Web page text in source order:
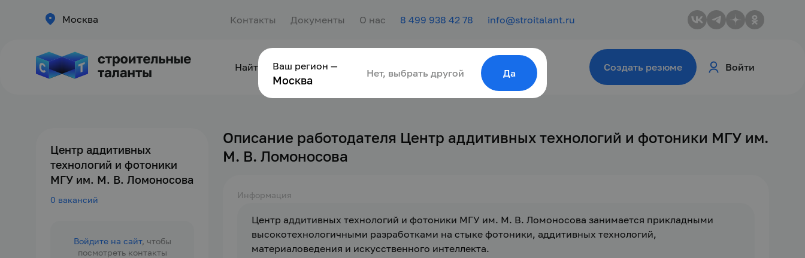
Москва Контакты Документы О нас 8 499 938 42 78 info@stroitalant.ru
Найти сотрудника Найти работу Для молодёжи Создать резюме Войти
Центр аддитивных
технологий и фотоники
МГУ им. М. В. Ломоносова
0 вакансий
Войдите на сайт, чтобы
посмотреть контакты
Описание работодателя Центр аддитивных технологий и фотоники МГУ им.
М. В. Ломоносова
Информация
Центр аддитивных технологий и фотоники МГУ им. М. В. Ломоносова занимается прикладными
высокотехнологичными разработками на стыке фотоники, аддитивных технологий,
материаловедения и искусственного интеллекта.
Ваш регион —
Москва
Нет, выбрать другой Да